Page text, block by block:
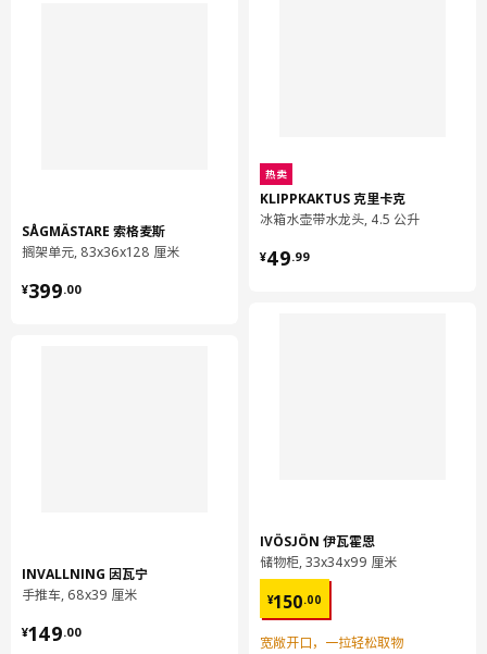
SÅGMÄSTARE 索格麦斯
搁架单元, 83x36x128 厘米
¥399.00
¥ 399.00
INVALLNING 因瓦宁
手推车, 68x39 厘米
¥149.00
¥ 149.00
热卖
KLIPPKAKTUS 克里卡克
冰箱水壶带水龙头, 4.5 公升
¥49.99
¥ 49.99
IVÖSJÖN 伊瓦霍恩
储物柜, 33x34x99 厘米
¥150.00
¥ 150.00
宽敞开口，一拉轻松取物